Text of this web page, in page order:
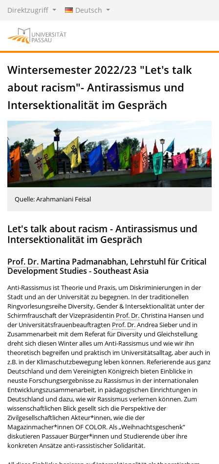
Direktzugriff Deutsch
Wintersemester 2022/23 "Let's talk
about racism"- Antirassismus und
Intersektionalität im Gespräch
Quelle: Arahmaniani Feisal
Let's talk about racism - Antirassismus und
Intersektionalität im Gespräch
Prof. Dr. Martina Padmanabhan, Lehrstuhl für Critical
Development Studies - Southeast Asia
Anti-Rassismus ist Theorie und Praxis, um Diskriminierungen in der
Stadt und an der Universität zu begegnen. In der traditionellen
Ringvorlesungsreihe Diversity, Gender& Intersektionalität unter der
Schirmfrauschaft der Vizepräsidentin Prof. Dr.Christina Hansen und
der Universitätsfrauenbeauftragten Prof. Dr.Andrea Sieber und in
Zusammenarbeit mit dem Referat für Diversity und Gleichstellung
dreht sich diesen Winter alles um Anti-Rassismus und wie wir ihn
theoretisch begreifen und praktisch im Universitätsalltag, aber auch in
z.B. in der Klimaschutzbewegung leben können. Referierende aus ganz
Deutschland und dem Vereinigten Königreich bieten Einblicke in
neuste Forschungsergebnisse zu Rassismus in der internationalen
Entwicklungszusammenarbeit, in pädagogischen Einrichtungen in
Deutschland und dazu, wie wir Rassismus verlernen können. Zum
wissenschaftlichen Blick gesellt sich die Perspektive der
Zivilgesellschaftlichen Akteur*innen, wie die der
Magazinmacher*innen OF COLOR. Als „Weihnachtsgeschenk“
diskutieren Passauer Bürger*innen und Studierende über ihre
konkreten Ansätze anti-rassistischer Solidarität.